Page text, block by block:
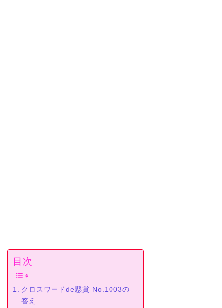
目次
クロスワードde懸賞 No.1003の
答え